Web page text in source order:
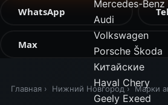
Mercedes-Benz
Audi
Volkswagen
Porsche Škoda
Китайские
Haval Chery
Geely Exeed
WhatsApp
Max
Главная › Нижний Новгород › Марки